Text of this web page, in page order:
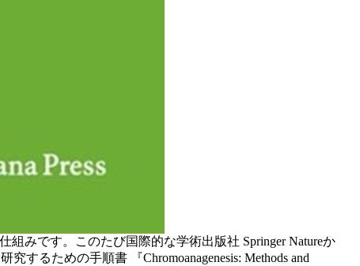
みです。このたび国際的な学術出版社 Springer Natureか
するための手順書 『Chromoanagenesis: Methods and